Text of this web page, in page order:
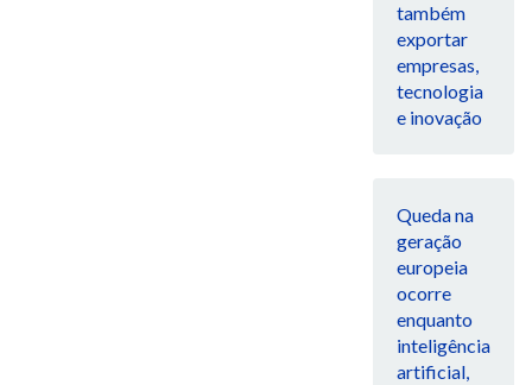
também
exportar
empresas,
tecnologia
e inovação
Queda na
geração
europeia
ocorre
enquanto
inteligência
artificial,